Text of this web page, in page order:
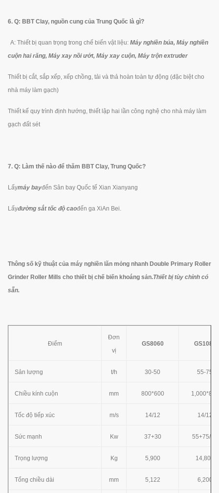
6. Q: BBT Clay, nguồn cung của Trung Quốc là gì?
A: Thiết bị quan trọng trong chế biến vật liệu: Máy nghiền búa, Máy nghiền
cuộn hai răng, Máy xay nồi ướt, Máy xay cuộn, Máy trộn extruder
Thiết bị cắt, sắp xếp, xếp chồng, tải và thả hoàn toàn tự động (đặc biệt cho
nhà máy làm gạch)
Thiết kế quy trình định hướng, thiết lập hai lần công nghệ cho nhà máy làm
gạch đất sét
7. Q: Làm thế nào để thăm BBT Clay, Trung Quốc?
Lấymáy bayđến Sân bay Quốc tế Xian Xianyang
Lấyđường sắt tốc độ caođến ga XiAn Bei.
Thông số kỹ thuật của máy nghiền lăn mỏng nhanh Double Primary Roller
Grinder Roller Mills cho thiết bị chế biến khoáng sản.Thiết bị tùy chỉnh có
sẵn.
Điểm
Đơn
vị
GS8060 GS1080
Sản lượng t/h 30-50 55-75
Chiều kính cuộn mm 800*600 1,000*800
Tốc độ tiếp xúc m/s 14/12 14/12
Sức mạnh Kw 37+30 55+75/90
Trọng lượng Kg 5,900 14,800
Tổng chiều dài mm 5,122 6,200